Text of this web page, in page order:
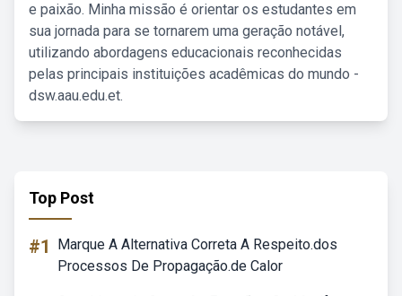
e paixão. Minha missão é orientar os estudantes em
sua jornada para se tornarem uma geração notável,
utilizando abordagens educacionais reconhecidas
pelas principais instituições acadêmicas do mundo -
dsw.aau.edu.et.
Top Post
#1
Marque A Alternativa Correta A Respeito.dos
Processos De Propagação.de Calor